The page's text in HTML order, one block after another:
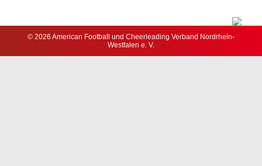
© 2026 American Football und Cheerleading Verband Nordrhein-
Westfalen e. V.